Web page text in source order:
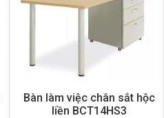
Bàn làm việc chân sắt hộc
liền BCT14HS3